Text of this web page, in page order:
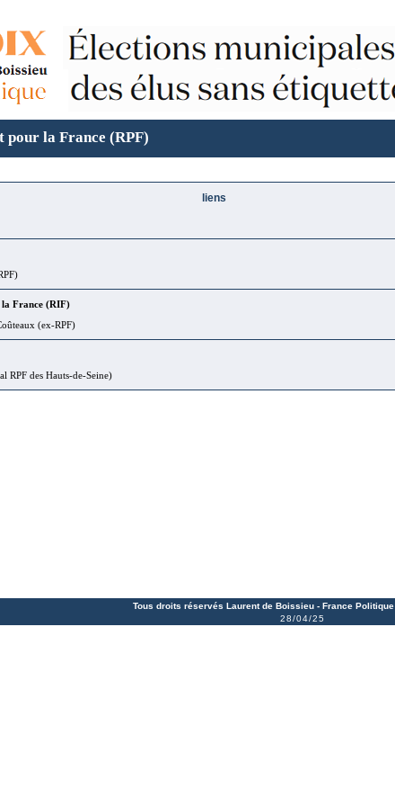
pour la France (RPF)
liens
la France (RIF)
(ex-RPF)
RPF des Hauts-de-Seine)
Tous droits réservés Laurent de Boissieu - France Politique
28/04/25